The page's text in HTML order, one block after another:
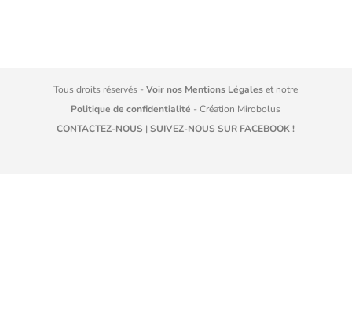
Tous droits réservés -Voir nos Mentions Légaleset notre
Politique de confidentialité - Création Mirobolus
CONTACTEZ-NOUS |SUIVEZ-NOUS SUR FACEBOOK !